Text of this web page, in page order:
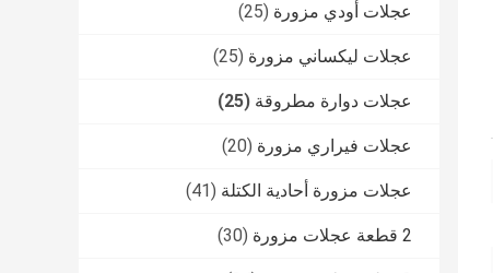
عجلات أودي مزورة (25)
عجلات ليكساني مزورة (25)
عجلات دوارة مطروقة (25)
عجلات فيراري مزورة (20)
عجلات مزورة أحادية الكتلة (41)
2 قطعة عجلات مزورة (30)